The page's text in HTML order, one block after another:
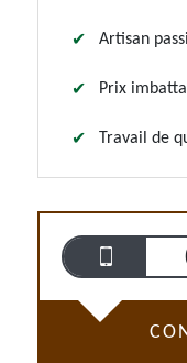
Artisan
Prix
Travail de